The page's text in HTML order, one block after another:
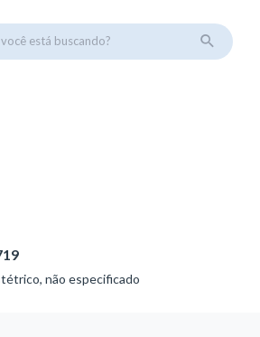
está buscando?
não especificado